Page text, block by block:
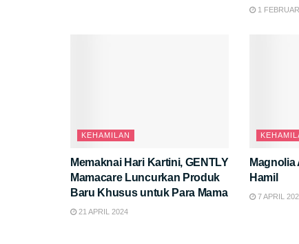
1
KEHAMILAN
Memaknai Hari Kartini, GENTLY
Mamacare Luncurkan Produk
Baru Khusus untuk Para Mama
21 APRIL 2024
Hamil
7 APRIL